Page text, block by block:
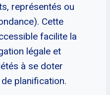
représentés ou
Cette
facilite la
légale et
à se doter
planification.